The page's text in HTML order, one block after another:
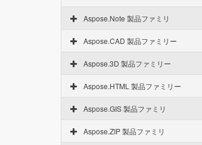
Aspose.Note 製品ファミリ
Aspose.CAD 製品ファミリー
Aspose.3D 製品ファミリー
Aspose.HTML 製品ファミリー
Aspose.GIS 製品ファミリ
Aspose.ZIP 製品ファミリ